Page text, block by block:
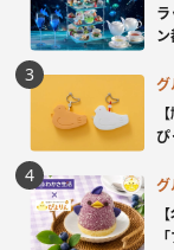
グ
ぴ
グ